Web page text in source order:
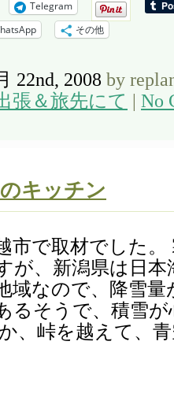
Telegram
その他
22nd, 2008 by
張＆旅先にて No
キッチン
市で取材でした。
が、新潟県は日本
域なので、降雪
るそうで、積雪
、峠を越えて、